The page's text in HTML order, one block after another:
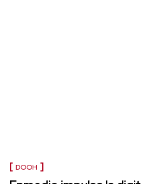
DOOH